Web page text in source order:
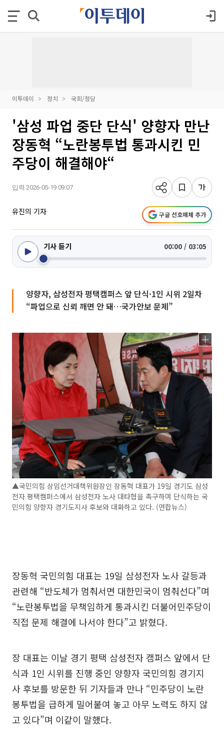
이투데이 정치 국회/정당
'삼성 파업 중단 단식' 양향자 만난
장동혁 “노란봉투법 통과시킨 민
주당이 해결해야“
입력 2026-05-19 09:07
유진의 기자 구글 선호매체 추가
기사 듣기 00:00 / 03:05
양향자, 삼성전자 평택캠퍼스 앞 단식·1인 시위 2일차
“파업으로 신뢰 깨면 안 돼…국가안보 문제”
▲국민의힘 상임선거대책위원장인 장동혁 대표가 19일 경기도 삼성
전자 평택캠퍼스에서 삼성전자 노사 대타협을 촉구하며 단식하는 국
민의힘 양향자 경기도지사 후보와 대화하고 있다. (연합뉴스)
장동혁 국민의힘 대표는 19일 삼성전자 노사 갈등과
관련해 “반도체가 멈춰서면 대한민국이 멈춰선다”며
“노란봉투법을 무책임하게 통과시킨 더불어민주당이
직접 문제 해결에 나서야 한다”고 밝혔다.
장 대표는 이날 경기 평택 삼성전자 캠퍼스 앞에서 단
식과 1인 시위를 진행 중인 양향자 국민의힘 경기지
사 후보를 방문한 뒤 기자들과 만나 “민주당이 노란
봉투법을 급하게 밀어붙여 놓고 아무 노력도 하지 않
고 있다”며 이같이 말했다.